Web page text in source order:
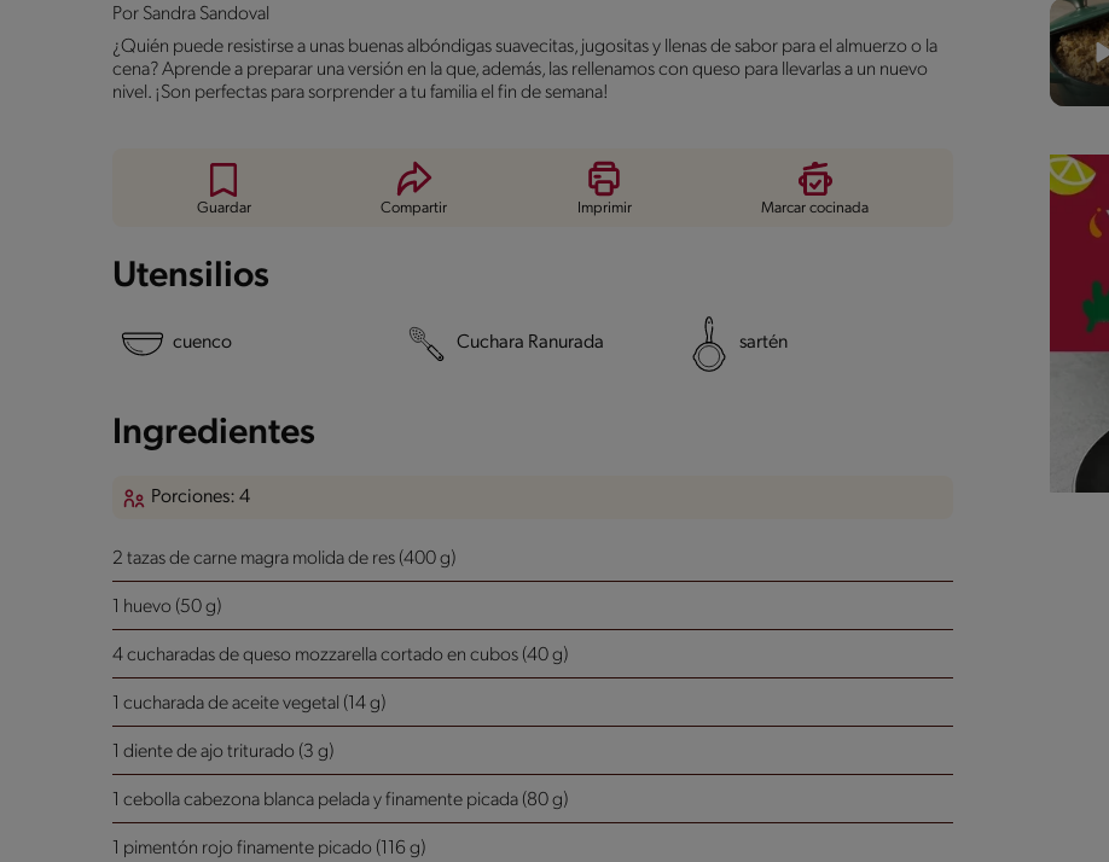
Por Sandra Sandoval
¿Quién puede resistirse a unas buenas albóndigas suavecitas, jugositas y llenas de sabor para el almuerzo o la
cena? Aprende a preparar una versión en la que, además, las rellenamos con queso para llevarlas a un nuevo
nivel. ¡Son perfectas para sorprender a tu familia el fin de semana!
Guardar Compartir Imprimir Marcar cocinada
Utensilios
cuenco Cuchara Ranurada sartén
Ingredientes
Porciones: 4
2 tazas de carne magra molida de res (400 g)
1 huevo (50 g)
4 cucharadas de queso mozzarella cortado en cubos (40 g)
1 cucharada de aceite vegetal (14 g)
1 diente de ajo triturado (3 g)
1 cebolla cabezona blanca pelada y finamente picada (80 g)
1 pimentón rojo finamente picado (116 g)